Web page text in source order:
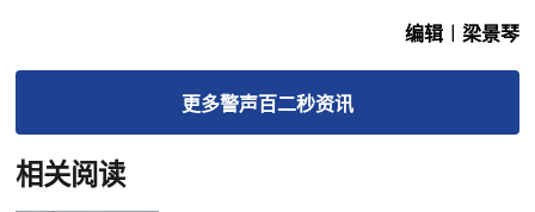
编辑︱梁景琴
更多警声百二秒资讯
相关阅读